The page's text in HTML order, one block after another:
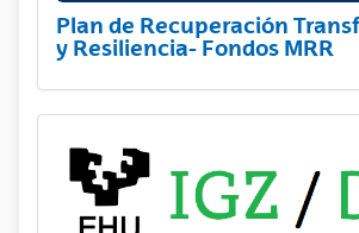
Plan de Recuperación
y Resiliencia- Fondos MRR